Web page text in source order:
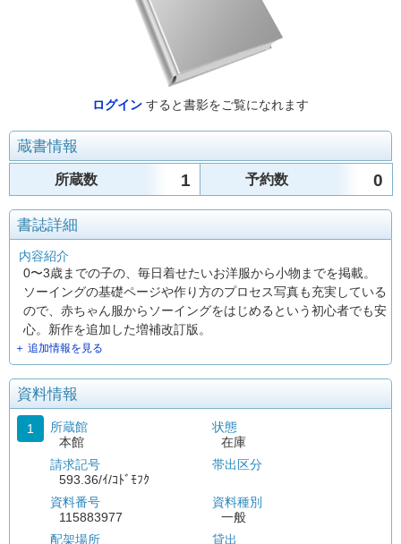
ログイン すると書影をご覧になれます
蔵書情報
所蔵数 1 予約数 0
書誌詳細
内容紹介
0〜3歳までの子の、毎日着せたいお洋服から小物までを掲載。
ソーイングの基礎ページや作り方のプロセス写真も充実している
ので、赤ちゃん服からソーイングをはじめるという初心者でも安
心。新作を追加した増補改訂版。
＋ 追加情報を見る
資料情報
1
所蔵館
本館
請求記号
593.36/ｲ/ｺﾄﾞﾓﾌｸ
資料番号
115883977
配架場所
状態
在庫
帯出区分
資料種別
一般
貸出